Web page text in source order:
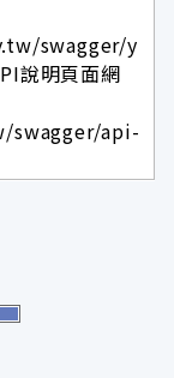
swagger/y
說明頁面網
swagger/api-